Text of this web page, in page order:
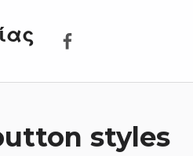
styles